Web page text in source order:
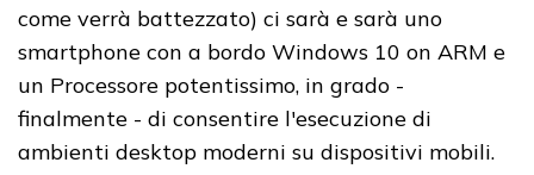
come verrà battezzato) ci sarà e sarà uno
smartphone con a bordo Windows 10 on ARM e
un Processore potentissimo, in grado -
finalmente - di consentire l'esecuzione di
ambienti desktop moderni su dispositivi mobili.